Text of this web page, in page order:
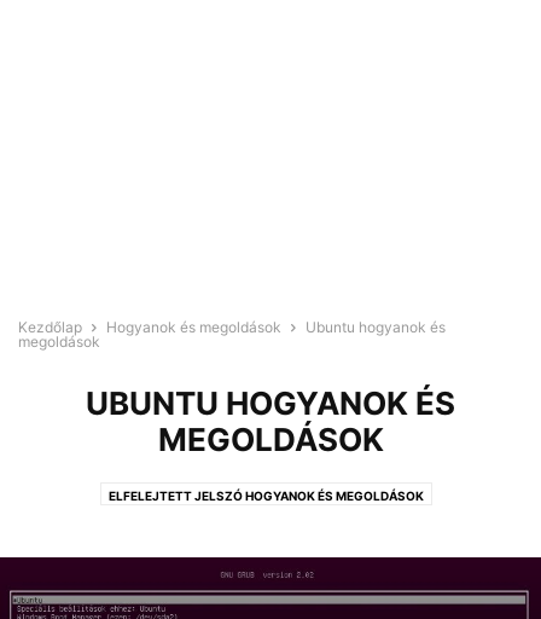
Kezdőlap Hogyanok és megoldások
Ubuntu hogyanok és
megoldások
UBUNTU HOGYANOK ÉS
MEGOLDÁSOK
ELFELEJTETT JELSZÓ HOGYANOK ÉS MEGOLDÁSOK
VIRTUALIZÁCIÓ HOGYANOK ÉS MEGOLDÁSOK